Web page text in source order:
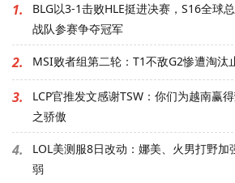
1.
BLG以3-1击败HLE挺进决赛，S16全球
战队参赛争夺冠军
2. MSI败者组第二轮：T1不敌G2惨遭淘汰
3.
LCP官推发文感谢TSW：你们为越南赢
之骄傲
4.
LOL美测服8日改动：娜美、火男打野加
弱